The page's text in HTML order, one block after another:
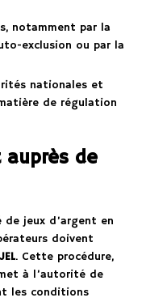
notamment par la
exclusion ou par la
nationales et
de régulation
auprès de
jeux d’argent en
doivent
. Cette procédure,
à l’autorité de
les conditions